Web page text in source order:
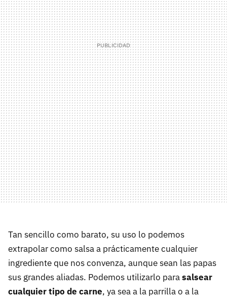
Tan sencillo como barato, su uso lo podemos
extrapolar como salsa a prácticamente cualquier
ingrediente que nos convenza, aunque sean las papas
sus grandes aliadas. Podemos utilizarlo parasalsear
cualquier tipo de carne, ya sea a la parrilla o a la